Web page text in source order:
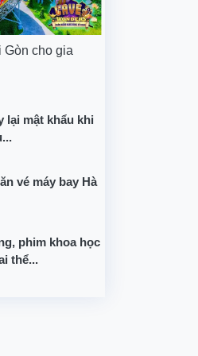
cho gia
lại mật khẩu khi
vé máy bay Hà
phim khoa học
thể...